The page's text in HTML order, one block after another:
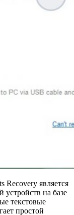
Recovery является
устройств на базе
текстовые
простой